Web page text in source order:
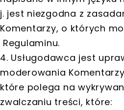
j. jest niezgodna z
Komentarzy, o których
Regulaminu.
4. Usługodawca jest
moderowania
które polega na
zwalczaniu treści, które: